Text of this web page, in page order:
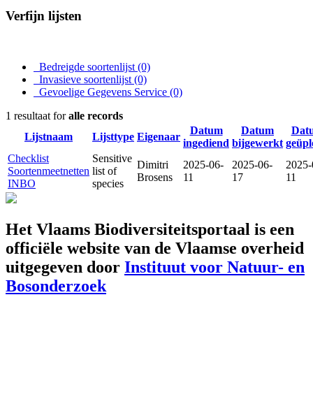
Verfijn lijsten
Bedreigde soortenlijst (0)
Invasieve soortenlijst (0)
Gevoelige Gegevens Service (0)
1 resultaat foralle records
Lijstnaam
Lijsttype Eigenaar
Datum
ingediend
Datum
bijgewerkt
Checklist
Soortenmeetnetten
INBO
Sensitive
list of
species
Dimitri
Brosens
2025-06-
11
2025-06-
17
11
Het Vlaams Biodiversiteitsportaal is een
officiële website van de Vlaamse overheid
uitgegeven door Instituut voor Natuur- en
Bosonderzoek